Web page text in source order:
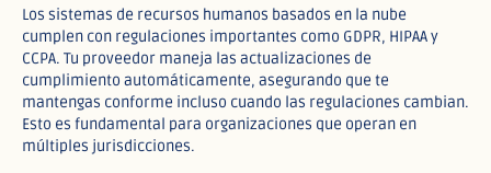
Los sistemas de recursos humanos basados en la nube
cumplen con regulaciones importantes como GDPR, HIPAA y
CCPA. Tu proveedor maneja las actualizaciones de
cumplimiento automáticamente, asegurando que te
mantengas conforme incluso cuando las regulaciones cambian.
Esto es fundamental para organizaciones que operan en
múltiples jurisdicciones.​